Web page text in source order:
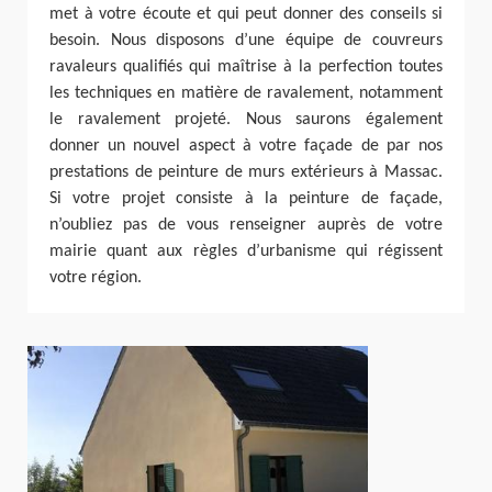
met à votre écoute et qui peut donner des conseils si
besoin. Nous disposons d’une équipe de couvreurs
ravaleurs qualifiés qui maîtrise à la perfection toutes
les techniques en matière de ravalement, notamment
le ravalement projeté. Nous saurons également
donner un nouvel aspect à votre façade de par nos
prestations de peinture de murs extérieurs à Massac.
Si votre projet consiste à la peinture de façade,
n’oubliez pas de vous renseigner auprès de votre
mairie quant aux règles d’urbanisme qui régissent
votre région.